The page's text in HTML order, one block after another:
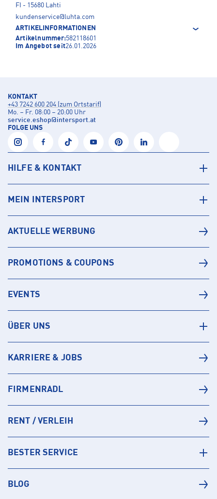
FI - 15680 Lahti
kundenservice@luhta.com
ARTIKELINFORMATIONEN
Artikelnummer:582118601
Im Angebot seit26.01.2026
KONTAKT
+43 7242 600 204 (zum Ortstarif)
Mo. – Fr. 08:00 – 20:00 Uhr
service.eshop@intersport.at
FOLGE UNS
HILFE & KONTAKT
MEIN INTERSPORT
AKTUELLE WERBUNG
PROMOTIONS & COUPONS
EVENTS
ÜBER UNS
KARRIERE & JOBS
FIRMENRADL
RENT / VERLEIH
BESTER SERVICE
BLOG